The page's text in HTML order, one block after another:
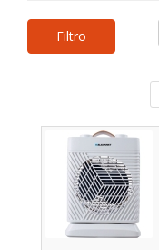
Filtro